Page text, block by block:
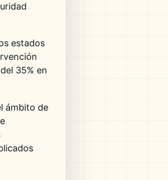
estados
35% en
ámbito de